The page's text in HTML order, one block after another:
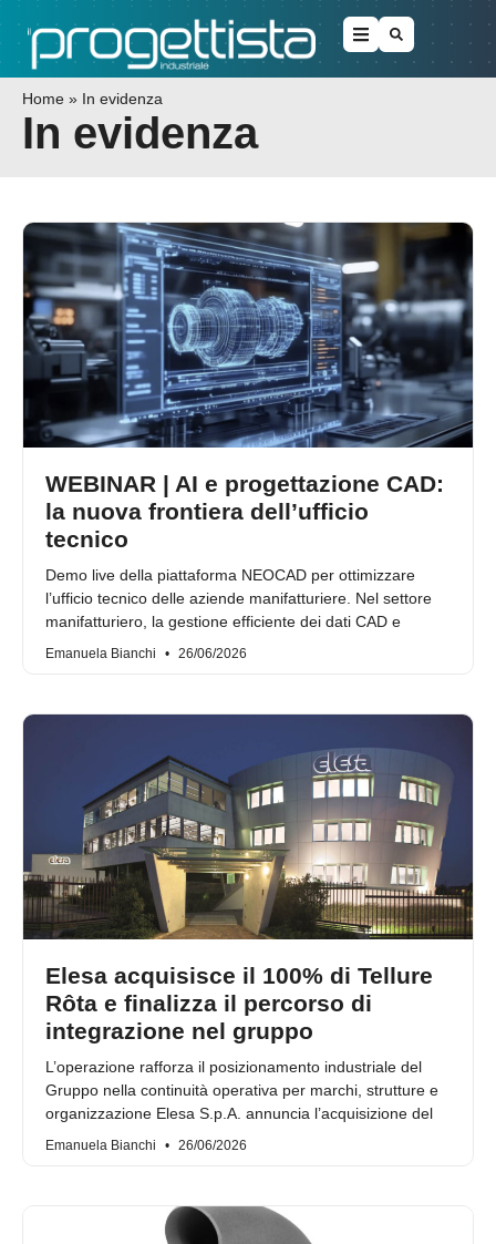
Home » In evidenza
In evidenza
WEBINAR | AI e progettazione CAD:
la nuova frontiera dell’ufficio
tecnico
Demo live della piattaforma NEOCAD per ottimizzare
l’ufficio tecnico delle aziende manifatturiere. Nel settore
manifatturiero, la gestione efficiente dei dati CAD e
Emanuela Bianchi 26/06/2026
Elesa acquisisce il 100% di Tellure
Rôta e finalizza il percorso di
integrazione nel gruppo
L’operazione rafforza il posizionamento industriale del
Gruppo nella continuità operativa per marchi, strutture e
organizzazione Elesa S.p.A. annuncia l’acquisizione del
Emanuela Bianchi 26/06/2026